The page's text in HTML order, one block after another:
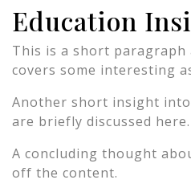
Education
This is a short
covers some interesting
Another short insight into
are briefly discussed here.
A concluding thought
off the content.